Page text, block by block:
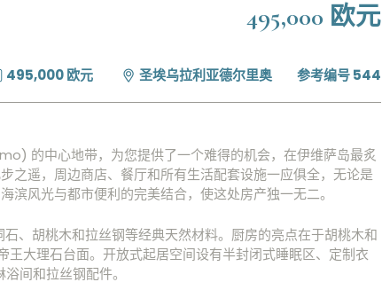
495,000 欧元
495,000 欧元 圣埃乌拉利亚德尔里奥 参考编号 544
的中心地带，为您提供了一个难得的机会，在伊维萨岛最炙
之遥，周边商店、餐厅和所有生活配套设施一应俱全，无论是
风光与都市便利的完美结合，使这处房产独一无二。
、胡桃木和拉丝钢等经典天然材料。厨房的亮点在于胡桃木和
王大理石台面。开放式起居空间设有半封闭式睡眠区、定制衣
间和拉丝钢配件。